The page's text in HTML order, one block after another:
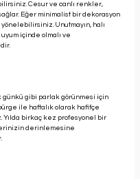
Cesur ve canlı renkler,
Eğer minimalist bir dekorasyon
Unutmayın, halı
içinde olmalı ve
günkü gibi parlak görünmesi için
ile haftalık olarak hafifçe
birkaç kez profesyonel bir
derinlemesine